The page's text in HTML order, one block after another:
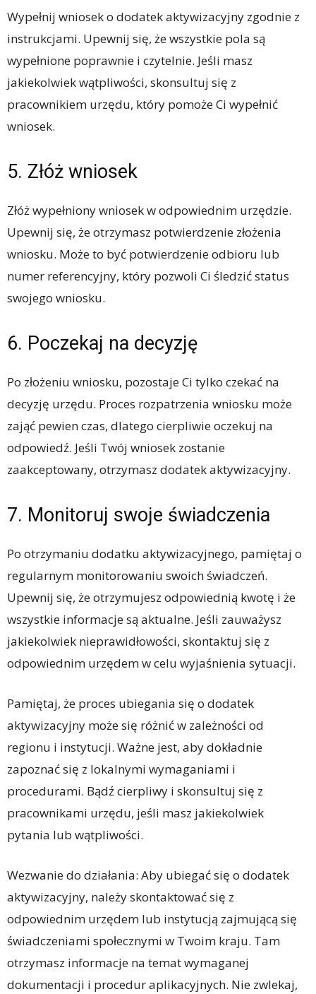
Wypełnij wniosek o dodatek aktywizacyjny zgodnie z
instrukcjami. Upewnij się, że wszystkie pola są
wypełnione poprawnie i czytelnie. Jeśli masz
jakiekolwiek wątpliwości, skonsultuj się z
pracownikiem urzędu, który pomoże Ci wypełnić
wniosek.
5. Złóż wniosek
Złóż wypełniony wniosek w odpowiednim urzędzie.
Upewnij się, że otrzymasz potwierdzenie złożenia
wniosku. Może to być potwierdzenie odbioru lub
numer referencyjny, który pozwoli Ci śledzić status
swojego wniosku.
6. Poczekaj na decyzję
Po złożeniu wniosku, pozostaje Ci tylko czekać na
decyzję urzędu. Proces rozpatrzenia wniosku może
zająć pewien czas, dlatego cierpliwie oczekuj na
odpowiedź. Jeśli Twój wniosek zostanie
zaakceptowany, otrzymasz dodatek aktywizacyjny.
7. Monitoruj swoje świadczenia
Po otrzymaniu dodatku aktywizacyjnego, pamiętaj o
regularnym monitorowaniu swoich świadczeń.
Upewnij się, że otrzymujesz odpowiednią kwotę i że
wszystkie informacje są aktualne. Jeśli zauważysz
jakiekolwiek nieprawidłowości, skontaktuj się z
odpowiednim urzędem w celu wyjaśnienia sytuacji.
Pamiętaj, że proces ubiegania się o dodatek
aktywizacyjny może się różnić w zależności od
regionu i instytucji. Ważne jest, aby dokładnie
zapoznać się z lokalnymi wymaganiami i
procedurami. Bądź cierpliwy i skonsultuj się z
pracownikami urzędu, jeśli masz jakiekolwiek
pytania lub wątpliwości.
Wezwanie do działania: Aby ubiegać się o dodatek
aktywizacyjny, należy skontaktować się z
odpowiednim urzędem lub instytucją zajmującą się
świadczeniami społecznymi w Twoim kraju. Tam
otrzymasz informacje na temat wymaganej
dokumentacji i procedur aplikacyjnych. Nie zwlekaj,